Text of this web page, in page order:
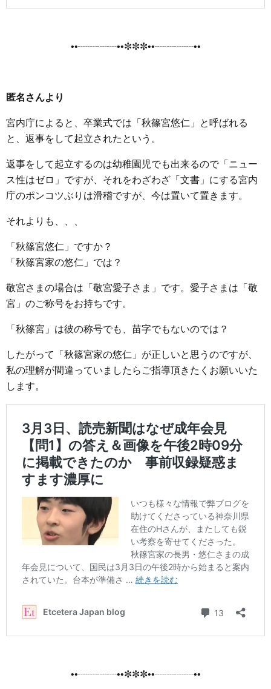
••┈┈┈┈••✼✼✼••┈┈┈┈••
匿名さんより
宮内庁によると、卒業式では「秋篠宮悠仁」と呼ばれる
と、返事をして起立されたという。
返事をして起立するのは幼稚園児でも出来るので「ニュー
ス性はゼロ」ですが、それをわざわざ「文書」にする宮内
庁のポンコツぶりは滑稽ですが、今は置いて置きます。
それよりも、、、
「秋篠宮悠仁」ですか？
「秋篠宮家の悠仁」では？
敬宮さまの場合は「敬宮愛子さま」です。愛子さまは「敬
宮」のご称号をお持ちです。
「秋篠宮」は彼の称号でも、苗字でもないのでは？
したがって「秋篠宮家の悠仁」が正しいと思うのですが、
私の理解が間違っていましたらご指導頂きたくお願いいた
します。
••┈┈┈┈••✼✼✼••┈┈┈┈••